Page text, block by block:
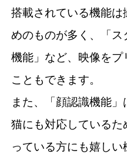
搭載されている機能
めのものが多く、「ス
機能」など、映像を
こともできます。
また、「顔認識機能
猫にも対応している
っている方にも嬉しい